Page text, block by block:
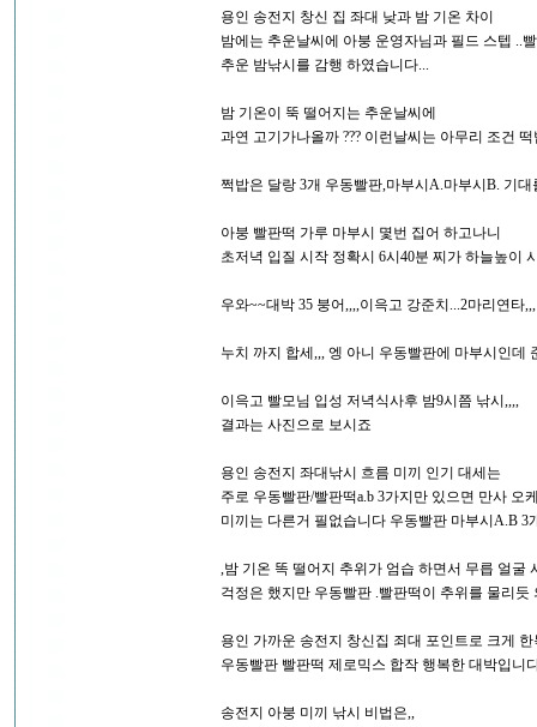
용인 송전지 창신 집 좌대 낮과 밤 기온 차이
밤에는 추운날씨에 아붕 운영자님과 필드 스텝 ..
추운 밤낚시를 감행 하였습니다...
밤 기온이 뚝 떨어지는 추운날씨에
과연 고기가나올까 ??? 이런날씨는 아무리 조건
쩍밥은 달랑 3개 우동빨판,마부시A.마부시B. 기
아붕 빨판떡 가루 마부시 몇번 집어 하고나니
초저녁 입질 시작 정확시 6시40분 찌가 하늘높이
우와~~대박 35 붕어,,,,이윽고 강준치...2마리연타,,,
누치 까지 합세,,, 엥 아니 우동빨판에 마부시인데
이윽고 빨모님 입성 저녁식사후 밤9시쯤 낚시,,,,
결과는 사진으로 보시죠
용인 송전지 좌대낚시 흐름 미끼 인기 대세는
주로 우동빨판/빨판떡a.b 3가지만 있으면 만사 오
미끼는 다른거 필없습니다 우동빨판 마부시A.B 3
,밤 기온 똑 떨어지 추위가 엄습 하면서 무릅 얼굴
걱정은 했지만 우동빨판 .빨판떡이 추위를 물리
용인 가까운 송전지 창신집 죄대 포인트로 크게
우동빨판 빨판떡 제로믹스 합작 행복한 대박입니
송전지 아붕 미끼 낚시 비법은,,